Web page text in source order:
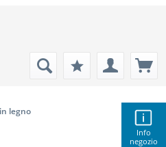
Info
negozio
legno